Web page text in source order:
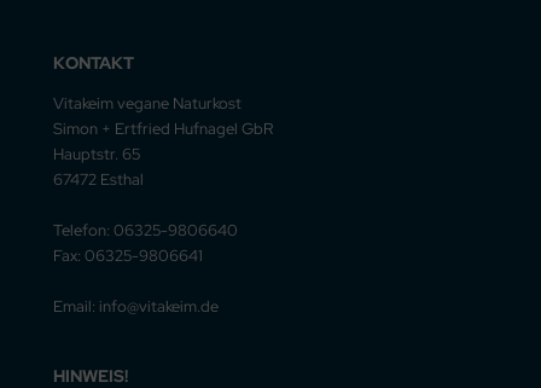
KONTAKT
Vitakeim vegane Naturkost
Simon + Ertfried Hufnagel GbR
Hauptstr. 65
67472 Esthal
Telefon: 06325-9806640
Fax: 06325-9806641
Email: info@vitakeim.de
HINWEIS!